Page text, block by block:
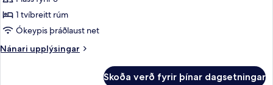
tvíbreiðu
rúmi
Breakfast
1 tvíbreitt rúm
Ókeypis þráðlaust net
Nánari upplýsingar
Nánari
Skoða verð fyrir þínar dagsetningar